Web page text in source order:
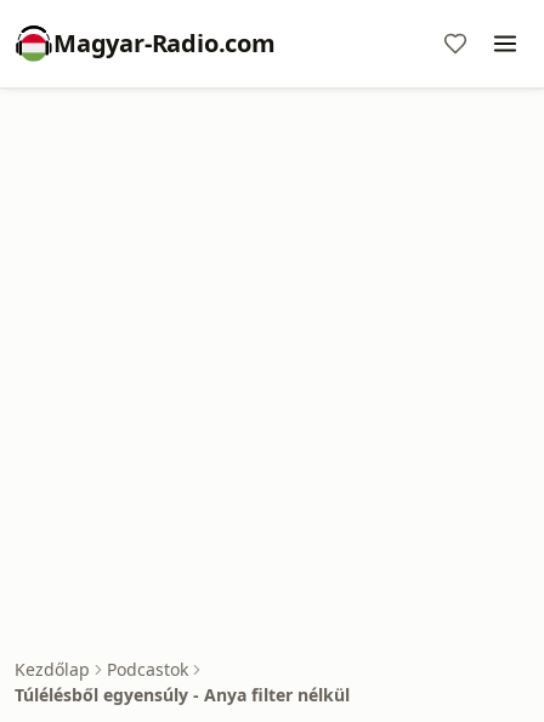
Magyar-Radio.com
Kezdőlap
Podcastok
Túlélésből egyensúly - Anya filter nélkül